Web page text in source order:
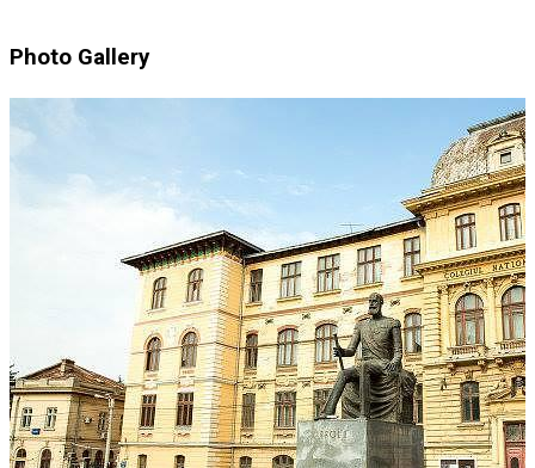
Photo Gallery